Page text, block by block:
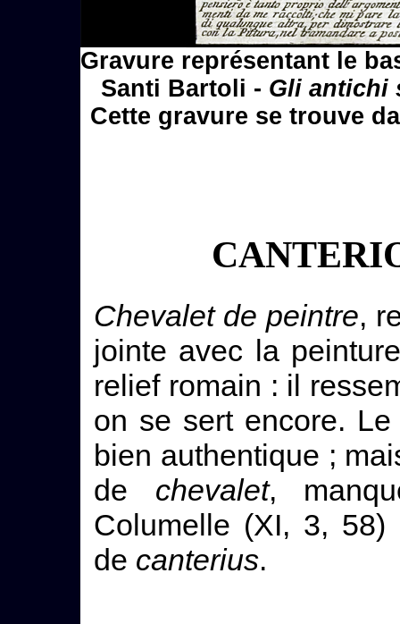
Gravure représentant le
Santi Bartoli - Gli antichi
Cette gravure se trouve
Chevalet de peintre,
jointe avec la
relief romain : il
on se sert encore.
bien authentique ;
de chevalet,
Columelle (XI, 3, 58)
de canterius.